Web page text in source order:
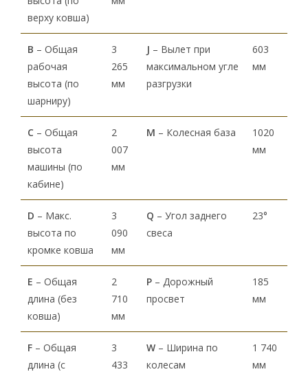
верху ковша)
В – Общая
рабочая
высота (по
шарниру)
3
265
мм
J – Вылет при
максимальном угле
разгрузки
603
мм
С – Общая
высота
машины (по
кабине)
2
007
мм
M – Колесная база
1020
мм
D – Макс.
высота по
кромке ковша
3
090
мм
Q – Угол заднего
свеса
23°
Е – Общая
длина (без
ковша)
2
710
мм
P – Дорожный
просвет
185
мм
F – Общая
длина (с
3
433
W – Ширина по
колесам
1 740
мм